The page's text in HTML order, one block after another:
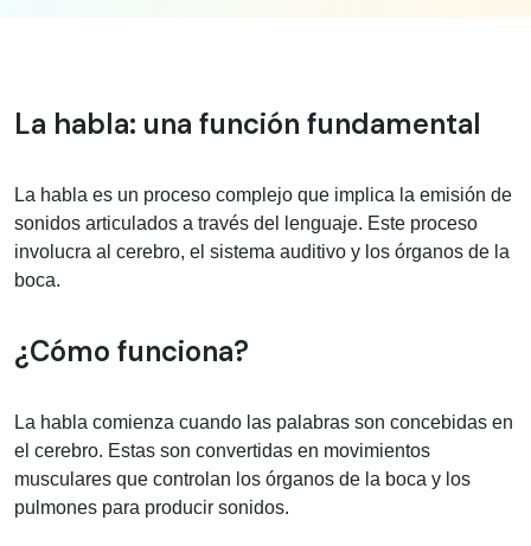
Información médica sobre Habla
La habla: una función fundamental
La habla es un proceso complejo que implica la emisión de
sonidos articulados a través del lenguaje. Este proceso
involucra al cerebro, el sistema auditivo y los órganos de la
boca.
¿Cómo funciona?
La habla comienza cuando las palabras son concebidas en
el cerebro. Estas son convertidas en movimientos
musculares que controlan los órganos de la boca y los
pulmones para producir sonidos.